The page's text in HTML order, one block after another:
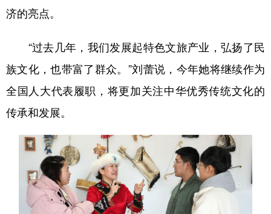
济的亮点。
“过去几年，我们发展起特色文旅产业，弘扬了民
族文化，也带富了群众。”刘蕾说，今年她将继续作为
全国人大代表履职，将更加关注中华优秀传统文化的
传承和发展。